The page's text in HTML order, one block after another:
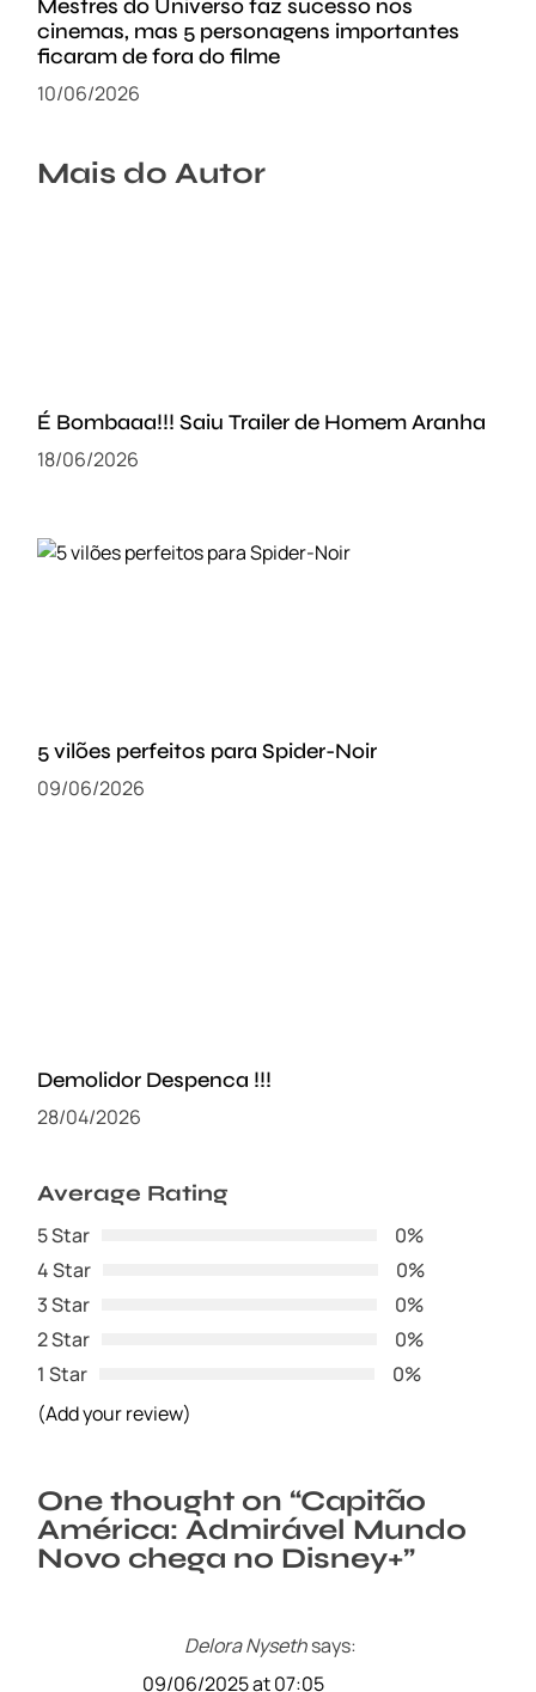
Mestres do Universo faz sucesso nos
cinemas, mas 5 personagens importantes
ficaram de fora do filme
10/06/2026
Mais do Autor
É Bombaaa!!! Saiu Trailer de Homem Aranha
18/06/2026
5 vilões perfeitos para Spider-Noir
09/06/2026
Demolidor Despenca !!!
28/04/2026
Average Rating
5 Star
0%
4 Star
0%
3 Star
0%
2 Star
0%
1 Star
0%
(Add your review)
One thought on “Capitão
América: Admirável Mundo
Novo chega no Disney+”
Delora Nysethsays:
09/06/2025 at 07:05